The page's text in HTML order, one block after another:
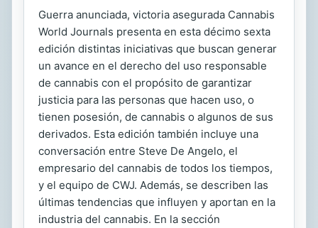
Guerra anunciada, victoria asegurada Cannabis
World Journals presenta en esta décimo sexta
edición distintas iniciativas que buscan generar
un avance en el derecho del uso responsable
de cannabis con el propósito de garantizar
justicia para las personas que hacen uso, o
tienen posesión, de cannabis o algunos de sus
derivados. Esta edición también incluye una
conversación entre Steve De Angelo, el
empresario del cannabis de todos los tiempos,
y el equipo de CWJ. Además, se describen las
últimas tendencias que influyen y aportan en la
industria del cannabis. En la sección